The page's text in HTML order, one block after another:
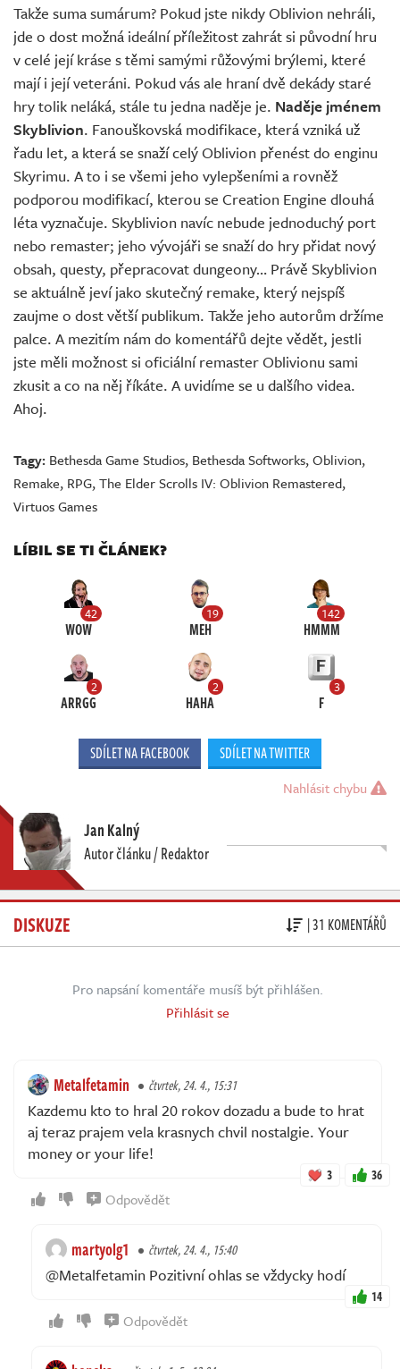
Takže suma sumárum? Pokud jste nikdy Oblivion nehráli,
jde o dost možná ideální příležitost zahrát si původní hru
v celé její kráse s těmi samými růžovými brýlemi, které
mají i její veteráni. Pokud vás ale hraní dvě dekády staré
hry tolik neláká, stále tu jedna naděje je. Naděje jménem
Skyblivion. Fanouškovská modifikace, která vzniká už
řadu let, a která se snaží celý Oblivion přenést do enginu
Skyrimu. A to i se všemi jeho vylepšeními a rovněž
podporou modifikací, kterou se Creation Engine dlouhá
léta vyznačuje. Skyblivion navíc nebude jednoduchý port
nebo remaster; jeho vývojáři se snaží do hry přidat nový
obsah, questy, přepracovat dungeony… Právě Skyblivion
se aktuálně jeví jako skutečný remake, který nejspíš
zaujme o dost větší publikum. Takže jeho autorům držíme
palce. A mezitím nám do komentářů dejte vědět, jestli
jste měli možnost si oficiální remaster Oblivionu sami
zkusit a co na něj říkáte. A uvidíme se u dalšího videa.
Ahoj.
Tagy: Bethesda Game Studios, Bethesda Softworks,Oblivion,
Remake, RPG,The Elder Scrolls IV: Oblivion Remastered,
Virtuos Games
LÍBIL SE TI ČLÁNEK?
42
WOW
19
MEH
142
HMMM
2
ARRGG
2
HAHA
3
F
SDÍLET NA FACEBOOK SDÍLET NA TWITTER
Nahlásit chybu
Jan Kalný
Autor článku / Redaktor
DISKUZE | 31 KOMENTÁŘŮ
Pro napsání komentáře musíš být přihlášen.
Přihlásit se
Metalfetamin čtvrtek, 24. 4., 15:31
Kazdemu kto to hral 20 rokov dozadu a bude to hrat
aj teraz prajem vela krasnych chvil nostalgie. Your
money or your life!
3 36
Odpovědět
martyolg1 čtvrtek, 24. 4., 15:40
@Metalfetamin Pozitivní ohlas se vždycky hodí
14
Odpovědět